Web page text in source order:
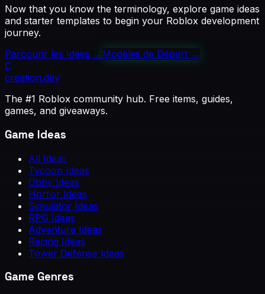
Now that you know the terminology, explore game ideas
and starter templates to begin your Roblox development
journey.
Parcourir les Idées → Modèles de Départ →
C
creation.dev
The #1 Roblox community hub. Free items, guides,
games, and giveaways.
Game Ideas
All Ideas
Tycoon Ideas
Obby Ideas
Horror Ideas
Simulator Ideas
RPG Ideas
Adventure Ideas
Racing Ideas
Tower Defense Ideas
Game Genres